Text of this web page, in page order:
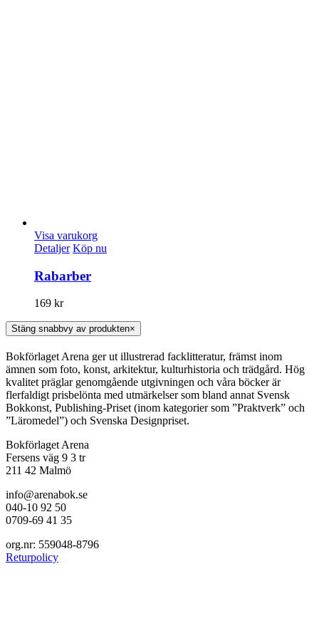
Visa varukorg
Detaljer Köp nu
Rabarber
169 kr
Stäng snabbvy av produkten×
Bokförlaget Arena ger ut illustrerad facklitteratur, främst inom
ämnen som foto, konst, arkitektur, kulturhistoria och trädgård. Hög
kvalitet präglar genomgående utgivningen och våra böcker är
flerfaldigt prisbelönta med utmärkelser som bland annat Svensk
Bokkonst, Publishing-Priset (inom kategorier som ”Praktverk” och
”Läromedel”) och Svenska Designpriset.
Bokförlaget Arena
Fersens väg 9 3 tr
211 42 Malmö
info@arenabok.se
040-10 92 50
0709-69 41 35
org.nr: 559048-8796
Returpolicy